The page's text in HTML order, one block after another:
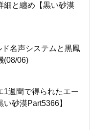
細と纏め【黒い砂漠
名声システムと黒鳳
(08/06)
1週間で得られたエー
砂漠Part5366】